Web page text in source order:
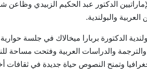
الدكتور عبد الحكيم الزبيدي وظاعن
والبولندية.
الدكتورة بربارا ميخالاك في جلسة حوارية
والدراسات العربية وفتحت مساحة
وتمنح النصوص حياة جديدة في ثقافات